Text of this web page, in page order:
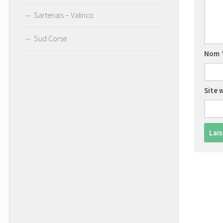
Nom
Site
Sartenais – Valinco
Sud Corse